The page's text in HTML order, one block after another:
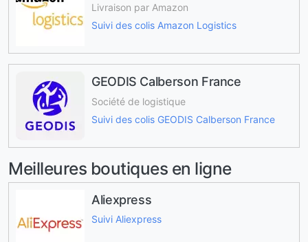
Livraison par Amazon
Suivi des colis Amazon Logistics
GEODIS Calberson France
Société de logistique
Suivi des colis GEODIS Calberson France
Meilleures boutiques en ligne
Aliexpress
Suivi Aliexpress